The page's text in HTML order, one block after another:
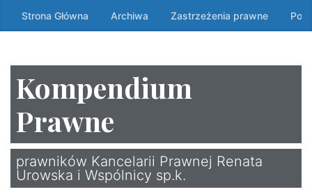
Przeskocz
do
↷
Strona Główna Archiwa Zastrzeżenia prawne
Kompendium
Prawne
prawników Kancelarii Prawnej Renata
Urowska i Wspólnicy sp.k.